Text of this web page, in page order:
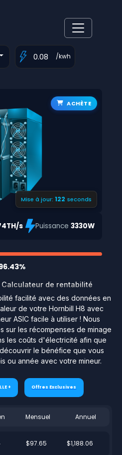
/kwh
ACHÈTE
Mise à jour:121 seconds
s Puissance 3330W
de rentabilité
facilité avec des données en
de votre Hornbill H8 avec
ASIC facile à utiliser ! Nous
sur les récompenses de minage
les coûts d'électricité afin que
le bénéfice que vous
ou année avec votre mineur.
+ Offres Exclusives
Mensuel Annuel
$97.65 $1,188.06